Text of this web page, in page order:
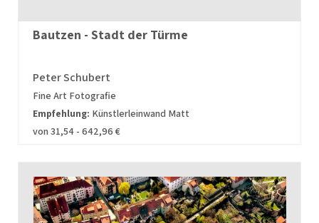
Bautzen - Stadt der Türme
Peter Schubert
Fine Art Fotografie
Empfehlung: Künstlerleinwand Matt
von 31,54 - 642,96 €